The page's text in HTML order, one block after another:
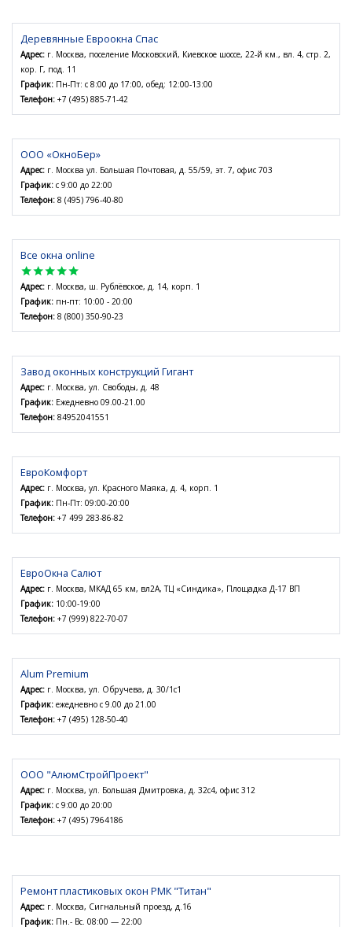
Деревянные Евроокна Спас
Адрес: г. Москва, поселение Московский, Киевское шоссе, 22-й км., вл. 4, стр. 2,
кор. Г, под. 11
График: Пн-Пт: с 8:00 до 17:00, обед: 12:00-13:00
Телефон: +7 (495) 885-71-42
ООО «ОкноБер»
Адрес: г. Москва ул. Большая Почтовая, д. 55/59, эт. 7, офис 703
График: с 9:00 до 22:00
Телефон: 8 (495) 796-40-80
Все окна online
star
star
star
star
star
Адрес: г. Москва, ш. Рублёвское, д. 14, корп. 1
График: пн-пт: 10:00 - 20:00
Телефон: 8 (800) 350-90-23
Завод оконных конструкций Гигант
Адрес: г. Москва, ул. Свободы, д. 48
График: Ежедневно 09.00-21.00
Телефон: 84952041551
ЕвроКомфорт
Адрес: г. Москва, ул. Красного Маяка, д. 4, корп. 1
График: Пн-Пт: 09:00-20:00
Телефон: +7 499 283-86-82
ЕвроОкна Салют
Адрес: г. Москва, МКАД 65 км, вл2А, ТЦ «Синдика», Площадка Д-17 ВП
График: 10:00-19:00
Телефон: +7 (999) 822-70-07
Alum Premium
Адрес: г. Москва, ул. Обручева, д. 30/1с1
График: ежедневно с 9.00 до 21.00
Телефон: +7 (495) 128-50-40
ООО "АлюмСтройПроект"
Адрес: г. Москва, ул. Большая Дмитровка, д. 32с4, офис 312
График: с 9:00 до 20:00
Телефон: +7 (495) 7964186
Ремонт пластиковых окон РМК "Титан"
Адрес: г. Москва, Сигнальный проезд, д.16
График: Пн.- Вс. 08:00 — 22:00